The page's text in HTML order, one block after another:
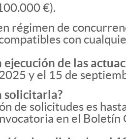
€).
régimen de
con
ejecución de las
y el 15 de
solicitarla?
de solicitudes es
en el